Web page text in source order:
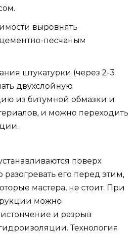
выровнять
песчаным
штукатурки (через 2-3
двухслойную
из битумной обмазки и
и можно переходить
поверх
разогревать его перед этим,
мастера, не стоит. При
можно
и разрыв
Технология